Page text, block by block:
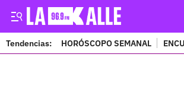
Tendencias: HORÓSCOPO SEMANAL